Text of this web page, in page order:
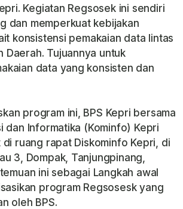
Kegiatan Regsosek ini sendiri
dan memperkuat kebijakan
konsistensi pemakaian data lintas
Daerah. Tujuannya untuk
data yang konsisten dan
program ini, BPS Kepri bersama
dan Informatika (Kominfo) Kepri
di ruang rapat Diskominfo Kepri, di
3, Dompak, Tanjungpinang,
ini sebagai Langkah awal
program Regsosesk yang
oleh BPS.